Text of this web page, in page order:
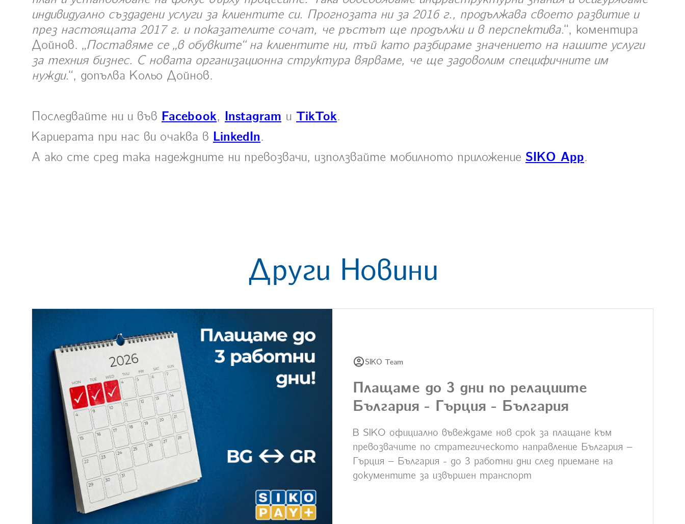
индивидуално създадени услуги за клиентите си. Прогнозата ни за 2016 г., продължава своето развитие и
през настоящата 2017 г. и показателите сочат, че ръстът ще продължи и в перспектива.“, коментира
Дойнов. „Поставяме се „в обувките“ на клиентите ни, тъй като разбираме значението на нашите услуги
за техния бизнес. С новата организационна структура вярваме, че ще задоволим специфичните им
нужди.“, допълва Кольо Дойнов.
Последвайте ни и във Facebook, Instagram и TikTok.
Кариерата при нас ви очаква в LinkedIn.
А ако сте сред така надеждните ни превозвачи, използвайте мобилното приложение SIKO App.
Други Новини
SIKO Team
Плащаме до 3 дни по релациите
България - Гърция - България
В SIKO официално въвеждаме нов срок за плащане към
превозвачите по стратегическото направление България –
Гърция – България - до 3 работни дни след приемане на
документите за извършен транспорт